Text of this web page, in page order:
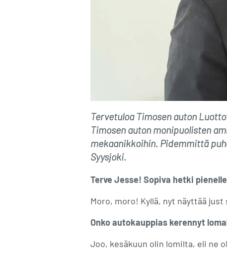
Tervetuloa Timosen auton
Timosen auton monipuolisten
mekaanikkoihin. Pidemmittä
Syysjoki.
Terve Jesse! Sopiva hetki
Moro, moro! Kyllä, nyt näyttää
Onko autokauppias kerennyt
Joo, kesäkuun olin lomilta, eli ne